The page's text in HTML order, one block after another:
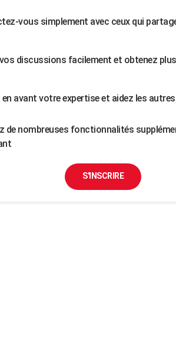
vous simplement avec ceux qui
discussions facilement et obtenez
avant votre expertise et aidez les
de nombreuses fonctionnalités
S'INSCRIRE